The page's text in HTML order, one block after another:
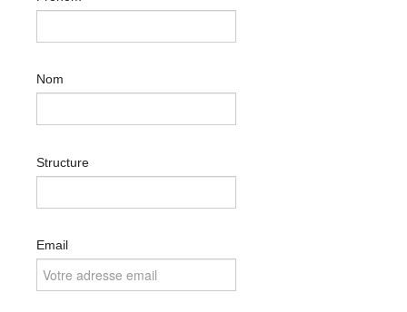
Nom
Structure
Email